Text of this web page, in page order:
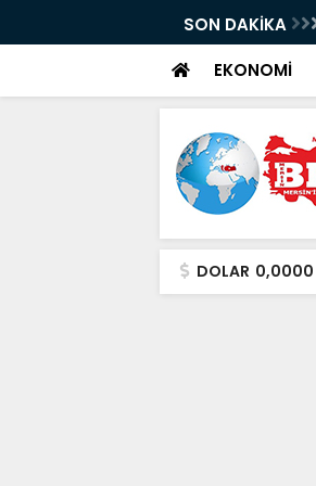
SON DAKİKA
EKONOMİ
DOLAR 0,0000